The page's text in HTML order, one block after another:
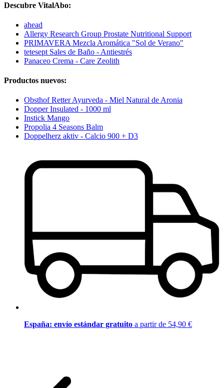
Descubre VitalAbo:
ahead
Allergy Research Group Prostate Nutritional Support
PRIMAVERA Mezcla Aromática "Sol de Verano"
tetesept Sales de Baño - Antiestrés
Panaceo Crema - Care Zeolith
Productos nuevos:
Obsthof Retter Ayurveda - Miel Natural de Aronia
Dopper Insulated - 1000 ml
Instick Mango
Propolia 4 Seasons Balm
Doppelherz aktiv - Calcio 900 + D3
España: envío estándar gratuito a partir de 54,90 €